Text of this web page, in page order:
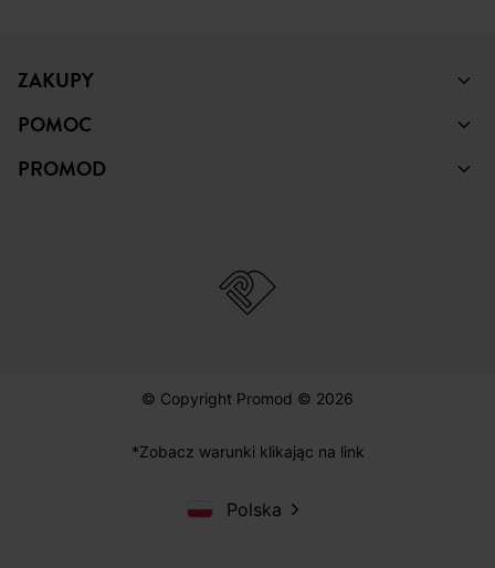
ZAKUPY
POMOC
PROMOD
© Copyright Promod © 2026
*Zobacz warunki klikając na link
Polska